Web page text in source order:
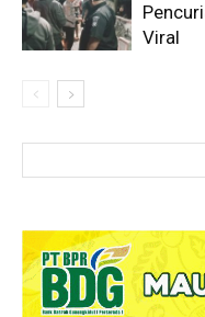
Viral